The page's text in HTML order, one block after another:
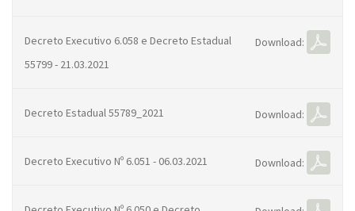
Decreto Executivo 6.058 e Decreto Estadual
55799 - 21.03.2021
Download:
Decreto Estadual 55789_2021 Download:
Decreto Executivo Nº 6.051 - 06.03.2021 Download: